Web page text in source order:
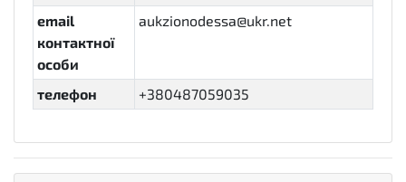
email
контактної
особи
aukzionodessa@ukr.net
телефон +380487059035